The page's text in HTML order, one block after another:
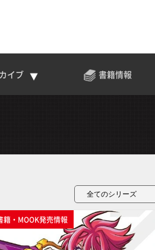
イブ 書籍情報
籍・MOOK発売情報